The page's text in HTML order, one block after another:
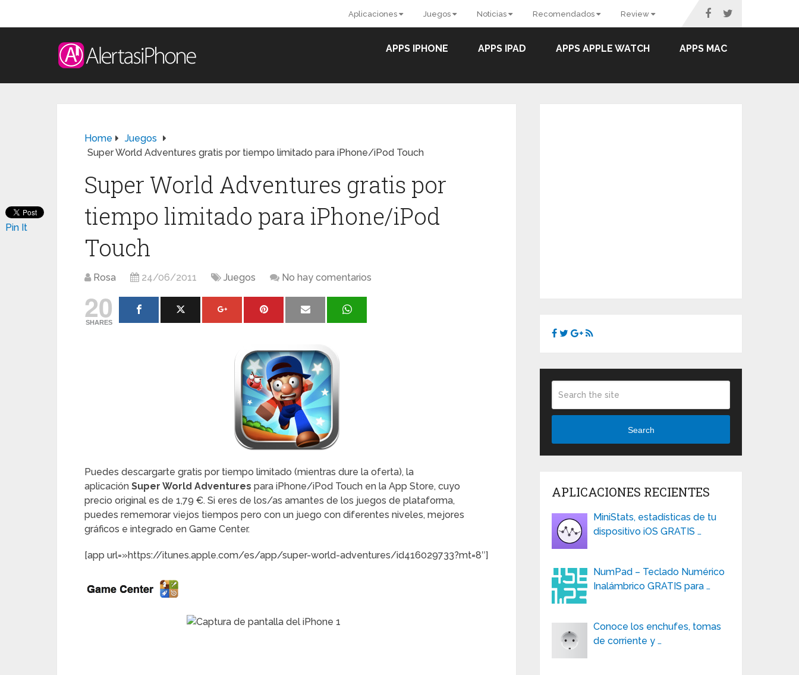
Aplicaciones Juegos Noticias Recomendados Review
APPS IPHONE APPS IPAD APPS APPLE WATCH APPS MAC
Home
Juegos
Super World Adventures gratis por tiempo limitado para iPhone/iPod Touch
Super World Adventures gratis por
tiempo limitado para iPhone/iPod
Touch
Rosa 24/06/2011 Juegos No hay comentarios
20
SHARES
Puedes descargarte gratis por tiempo limitado (mientras dure la oferta), la
aplicación Super World Adventures para iPhone/iPod Touch en la App Store, cuyo
precio original es de 1,79 €. Si eres de los/as amantes de los juegos de plataforma,
puedes rememorar viejos tiempos pero con un juego con diferentes niveles, mejores
gráficos e integrado en Game Center.
[app url=»https://itunes.apple.com/es/app/super-world-adventures/id416029733?mt=8″]
Pin It
Search
APLICACIONES RECIENTES
MiniStats, estadísticas de tu
dispositivo iOS GRATIS …
NumPad – Teclado Numérico
Inalámbrico GRATIS para …
Conoce los enchufes, tomas
de corriente y …